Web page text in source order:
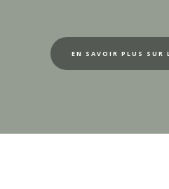
EN SAVOIR PLUS SUR